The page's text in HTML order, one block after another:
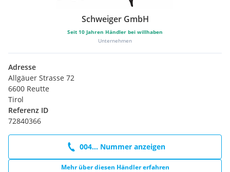
Schweiger GmbH
Seit 10 Jahren Händler bei willhaben
Unternehmen
Adresse
Allgäuer Strasse 72
6600 Reutte
Tirol
Referenz ID
72840366
004... Nummer anzeigen
Mehr über diesen Händler erfahren